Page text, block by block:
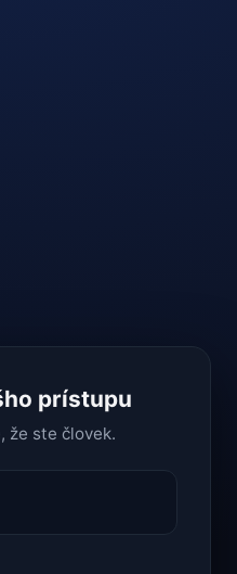
prístupu
že ste človek.